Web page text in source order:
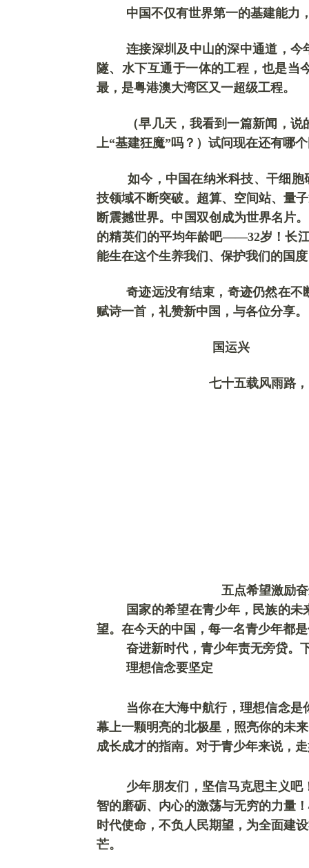
中国不仅有世界第一的基建能力
连接深圳及中山的深中通道， 今
隧、水下互通于一体的工程，也是当
最，是粤港澳大湾区又一超级工程。
（早几天，我看到一篇新闻，说
上“基建狂魔”吗？ ） 试问现在还有哪
如今，中国在纳米科技、干细
技领域不断突破。 超算、空间站、量
断震撼世界。中国双创成为世界名片
的精英们的平均年龄吧——32岁！长江
能生在这个生养我们 、保护我们 的国
奇迹远没有结束，奇迹仍然在
赋诗一首，礼赞新中国，与各位分享。
国运兴
七十五载风雨路，
五点希望激励
国家的希望在青少年，民族的未
望。在今天的中国，每一名青少年都
奋进新时代，青少年责无旁贷。
理想信念要坚定
当你在大海中航行，理想信念
幕上一颗明亮的北极星，照亮你的未
成长成才的指南。对于青少年来说，
少年朋友们，坚信马克思主义
智的磨砺、内心的激荡与无穷的力量
时代使命，不负人民期望，为全面建
芒。